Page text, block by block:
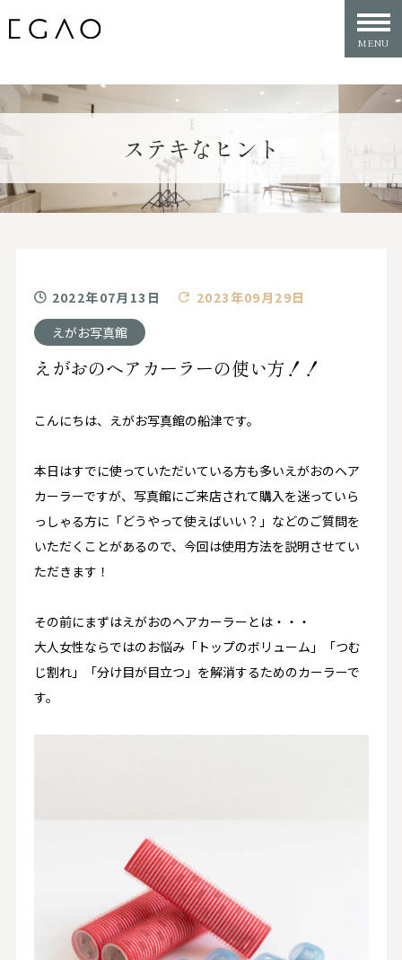
ステキなヒント
2022年07月13日
2023年09月29日
えがお写真館
えがおのヘアカーラーの使い方！！
こんにちは、えがお写真館の船津です。
本日はすでに使っていただいている方も多いえがおのヘア
カーラーですが、写真館にご来店されて購入を迷っていら
っしゃる方に「どうやって使えばいい？」などのご質問を
いただくことがあるので、今回は使用方法を説明させてい
ただきます！
その前にまずはえがおのヘアカーラーとは・・・
大人女性ならではのお悩み「トップのボリューム」「つむ
じ割れ」「分け目が目立つ」を解消するためのカーラーで
す。